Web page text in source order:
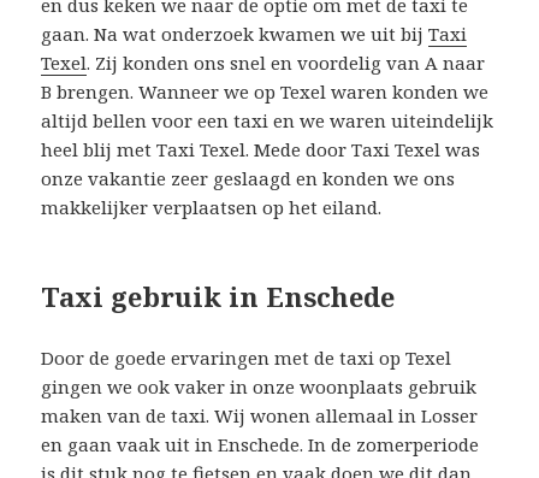
gaan. Na wat onderzoek kwamen we uit bijTaxi
Texel. Zij konden ons snel en voordelig van A naar
B brengen. Wanneer we op Texel waren konden we
altijd bellen voor een taxi en we waren uiteindelijk
heel blij met Taxi Texel. Mede door Taxi Texel was
onze vakantie zeer geslaagd en konden we ons
makkelijker verplaatsen op het eiland.
Taxi gebruik in Enschede
Door de goede ervaringen met de taxi op Texel
gingen we ook vaker in onze woonplaats gebruik
maken van de taxi. Wij wonen allemaal in Losser
en gaan vaak uit in Enschede. In de zomerperiode
is dit stuk nog te fietsen en vaak doen we dit dan